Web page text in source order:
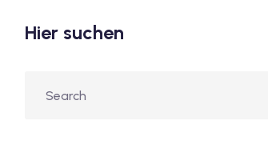
Hier suchen